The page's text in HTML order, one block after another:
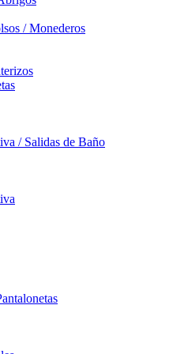
/ Monederos
/ Salidas de Baño